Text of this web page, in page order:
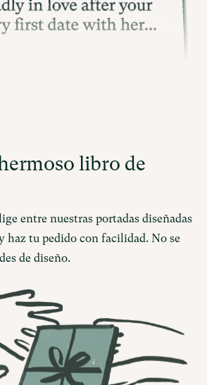
libro de
entre nuestras portadas diseñadas
haz tu pedido con facilidad. No se
de diseño.